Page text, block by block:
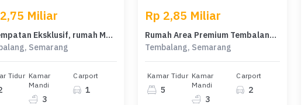
Miliar
Kesempatan Eksklusif, rumah Mewah di Tembalang, Semarang, LB 205m²
Semarang
Tidur Kamar
Mandi
3
Carport
1
Rp 2,85 Miliar
Rumah Area Premium Tembalang, Semarang - Harga Terbaik 2,85 Miliar
Tembalang, Semarang
Kamar Tidur
5
Kamar
Mandi
3
Carport
2